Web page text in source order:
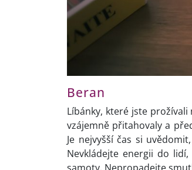
Beran
Líbánky, které jste
vzájemně přitahovaly a
Je nejvyšší čas si
Nevkládejte energii do